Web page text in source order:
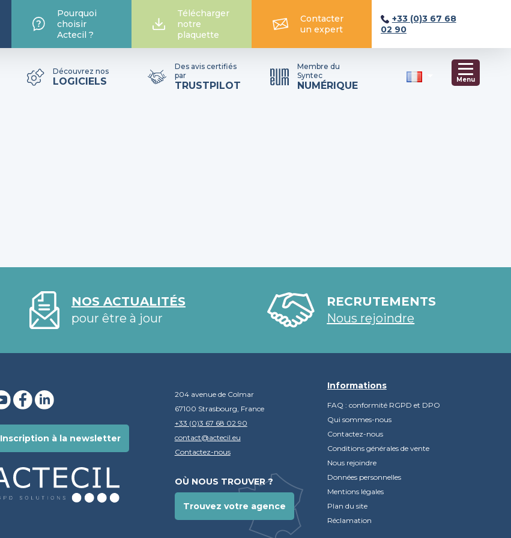
Pourquoi
choisir
Actecil ?
Télécharger
notre
plaquette
Contacter
un expert
+33 (0)3 67 68
02 90
Menu
Découvrez nos
LOGICIELS
Des avis certifiés
par
TRUSTPILOT
Membre du
Syntec
NUMÉRIQUE
NOS ACTUALITÉS
pour être à jour
RECRUTEMENTS
Nous rejoindre
Inscription à la newsletter
204 avenue de Colmar
67100 Strasbourg, France
+33 (0)3 67 68 02 90
contact@actecil.eu
Contactez-nous
OÙ NOUS TROUVER ?
Trouvez votre agence
Informations
FAQ : conformité RGPD et DPO
Qui sommes-nous
Contactez-nous
Conditions générales de vente
Nous rejoindre
Données personnelles
Mentions légales
Plan du site
Réclamation